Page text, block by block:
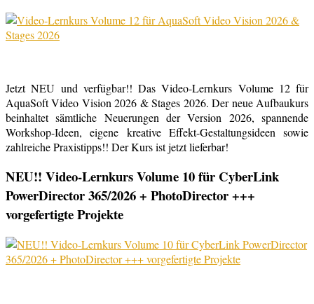
Jetzt NEU und verfügbar!! Das Video-Lernkurs Volume 12 für
AquaSoft Video Vision 2026 & Stages 2026. Der neue Aufbaukurs
beinhaltet sämtliche Neuerungen der Version 2026, spannende
Workshop-Ideen, eigene kreative Effekt-Gestaltungsideen sowie
zahlreiche Praxistipps!! Der Kurs ist jetzt lieferbar!
NEU!! Video-Lernkurs Volume 10 für CyberLink
PowerDirector 365/2026 + PhotoDirector +++
vorgefertigte Projekte